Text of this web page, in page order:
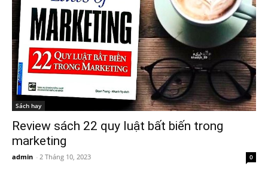
Sách hay
Review sách 22 quy luật bất biến trong
marketing
admin - 2 Tháng 10, 2023 0